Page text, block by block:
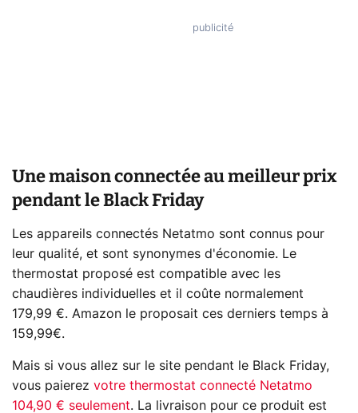
Une maison connectée au meilleur prix
pendant le Black Friday
Les appareils connectés Netatmo sont connus pour
leur qualité, et sont synonymes d'économie. Le
thermostat proposé est compatible avec les
chaudières individuelles et il coûte normalement
179,99 €. Amazon le proposait ces derniers temps à
159,99€.
Mais si vous allez sur le site pendant le Black Friday,
vous paierez votre thermostat connecté Netatmo
104,90 € seulement. La livraison pour ce produit est